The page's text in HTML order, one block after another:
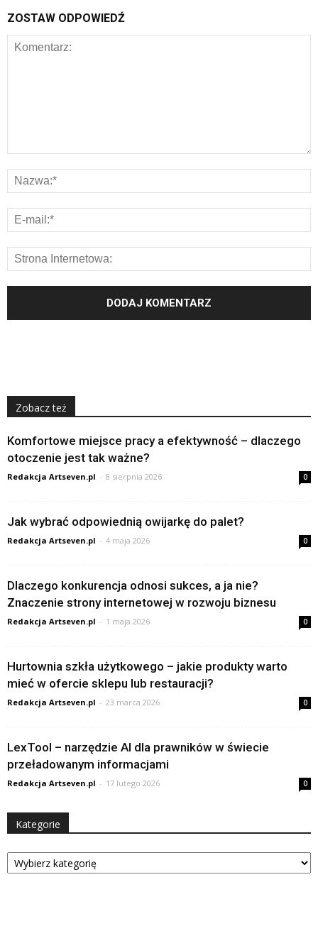
ZOSTAW ODPOWIEDŹ
Zobacz też
Komfortowe miejsce pracy a efektywność – dlaczego
otoczenie jest tak ważne?
Redakcja Artseven.pl - 8 sierpnia 2026 0
Jak wybrać odpowiednią owijarkę do palet?
Redakcja Artseven.pl - 4 maja 2026 0
Dlaczego konkurencja odnosi sukces, a ja nie?
Znaczenie strony internetowej w rozwoju biznesu
Redakcja Artseven.pl - 1 maja 2026 0
Hurtownia szkła użytkowego – jakie produkty warto
mieć w ofercie sklepu lub restauracji?
Redakcja Artseven.pl - 23 marca 2026 0
LexTool – narzędzie AI dla prawników w świecie
przeładowanym informacjami
Redakcja Artseven.pl - 17 lutego 2026 0
Kategorie
Kategorie